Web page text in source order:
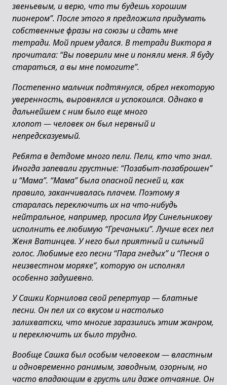
звеньевым, и верю, что ты будешь хорошим
пионером”. После этого я предложила придумать
собственные фразы на союзы и сдать мне
тетради. Мой прием удался. В тетради Виктора я
прочитала: “Вы поверили мне и поняли меня. Я буду
стараться, а вы мне помогите”.
Постепенно мальчик подтянулся, обрел некоторую
уверенность, выровнялся и успокоился. Однако в
дальнейшем с ним было еще много
хлопот — человек он был нервный и
непредсказуемый.
Ребята в детдоме много пели. Пели, кто что знал.
Иногда запевали грустные: “Позабыт-позаброшен”
и “Мама”. “Мама” была опасной песней и, как
правило, заканчивалась плачем. Поэтому я
старалась переключить их на что-нибудь
нейтральное, например, просила Иру Синельникову
исполнить ее любимую “Гречаныки”. Лучше всех пел
Женя Ватинцев. У него был приятный и сильный
голос. Любимые его песни “Пара гнедых” и “Песня о
неизвестном моряке”, которую он исполнял
особенно задушевно.
У Сашки Корнилова свой репертуар—блатные
песни. Он пел их со вкусом и настолько
залихватски, что многие заразились этим жанром,
и переключить их было трудно.
Вообще Сашка был особым человеком—властным
и одновременно ранимым, заводным, озорным, но
часто впадающим в грусть или даже отчаяние. Он